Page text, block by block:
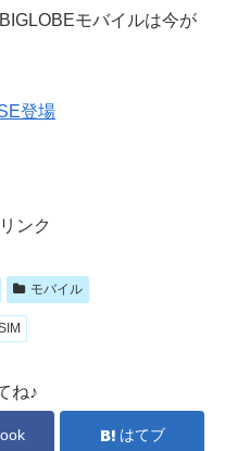
モバイルは今が
登場
ンク
モバイル
ね♪
はてブ